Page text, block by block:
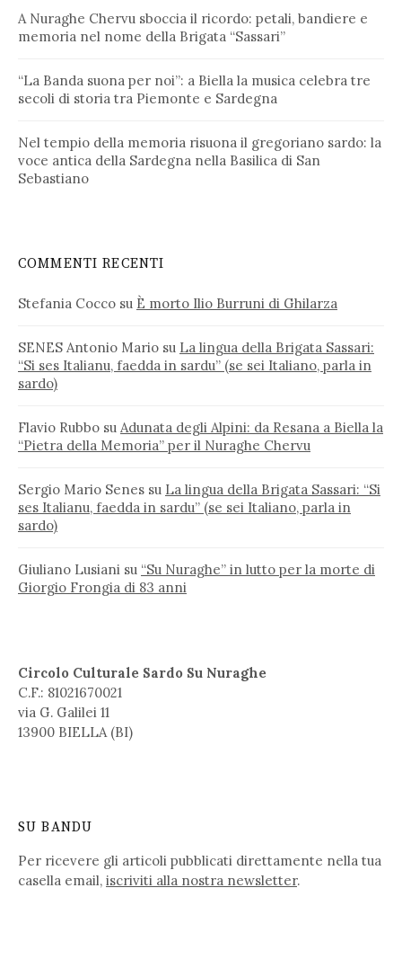
A Nuraghe Chervu sboccia il ricordo: petali, bandiere e
memoria nel nome della Brigata “Sassari”
“La Banda suona per noi”: a Biella la musica celebra tre
secoli di storia tra Piemonte e Sardegna
Nel tempio della memoria risuona il gregoriano sardo: la
voce antica della Sardegna nella Basilica di San
Sebastiano
COMMENTI RECENTI
Stefania Cocco su È morto Ilio Burruni di Ghilarza
SENES Antonio Mario su La lingua della Brigata Sassari:
“Si ses Italianu, faedda in sardu” (se sei Italiano, parla in
sardo)
Flavio Rubbo su Adunata degli Alpini: da Resana a Biella la
“Pietra della Memoria” per il Nuraghe Chervu
Sergio Mario Senes su La lingua della Brigata Sassari: “Si
ses Italianu, faedda in sardu” (se sei Italiano, parla in
sardo)
Giuliano Lusiani su “Su Nuraghe” in lutto per la morte di
Giorgio Frongia di 83 anni
Circolo Culturale Sardo Su Nuraghe
C.F.: 81021670021
via G. Galilei 11
13900 BIELLA (BI)
SU BANDU
Per ricevere gli articoli pubblicati direttamente nella tua
casella email, iscriviti alla nostra newsletter.